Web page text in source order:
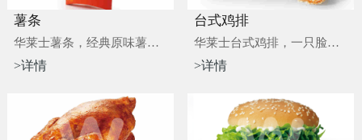
薯条
华莱士薯条，经典原味薯条，小朋友最爱，白......
>详情
台式鸡排
华莱士台式鸡排，一只脸那么大的鸡排，你见......
>详情